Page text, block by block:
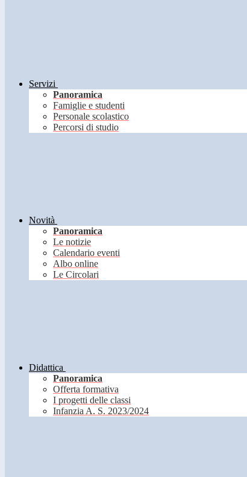
Servizi
Panoramica
Famiglie e studenti
Personale scolastico
Percorsi di studio
Novità
Panoramica
Le notizie
Calendario eventi
Albo online
Le Circolari
Didattica
Panoramica
Offerta formativa
I progetti delle classi
Infanzia A. S. 2023/2024